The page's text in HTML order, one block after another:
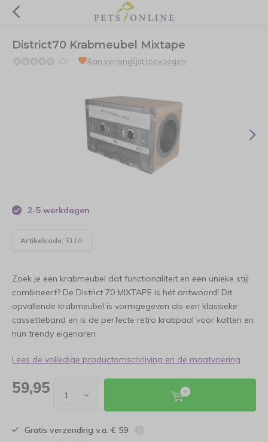
District70 Krabmeubel Mixtape
(0) Aan verlanglijst toevoegen
2-5 werkdagen
Artikelcode: 5110
Zoek je een krabmeubel dat functionaliteit en een unieke stijl
combineert? De District 70 MIXTAPE is hét antwoord! Dit
opvallende krabmeubel is vormgegeven als een klassieke
cassetteband en is de perfecte retro krabpaal voor katten en
hun trendy eigenaren
Lees de volledige productomschrijving en de maatvoering
59,95
Gratis verzending v.a. € 59